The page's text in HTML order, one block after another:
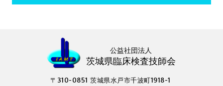
公益社団法人
茨城県臨床検査技師会
〒310-0851 茨城県水戸市千波町1918-1